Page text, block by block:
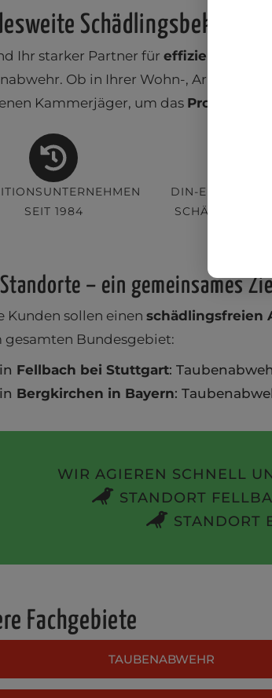
Ihr starker Partner für effiziente
Ob in Ihrer Wohn-, Arbeits-
Kammerjäger, um das Problem
SEIT 1984
DIN-EU-16636-
– ein gemeinsames
Kunden sollen einen schädlingsfreien
gesamten Bundesgebiet:
Fellbach bei Stuttgart:
Bergkirchen in Bayern:
WIR AGIEREN SCHNELL
STANDORT
STANDORT
Fachgebiete
TAUBENABWEHR